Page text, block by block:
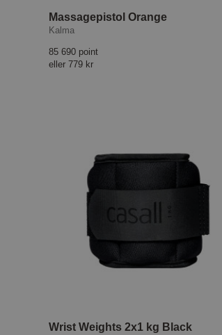
Massagepistol Orange
Kalma
85 690 point
eller 779 kr
Wrist Weights 2x1 kg Black